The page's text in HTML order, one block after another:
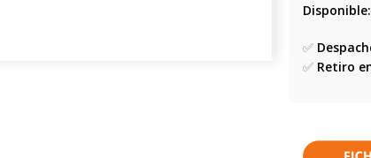
Disponible:
✅
✅ Retiro